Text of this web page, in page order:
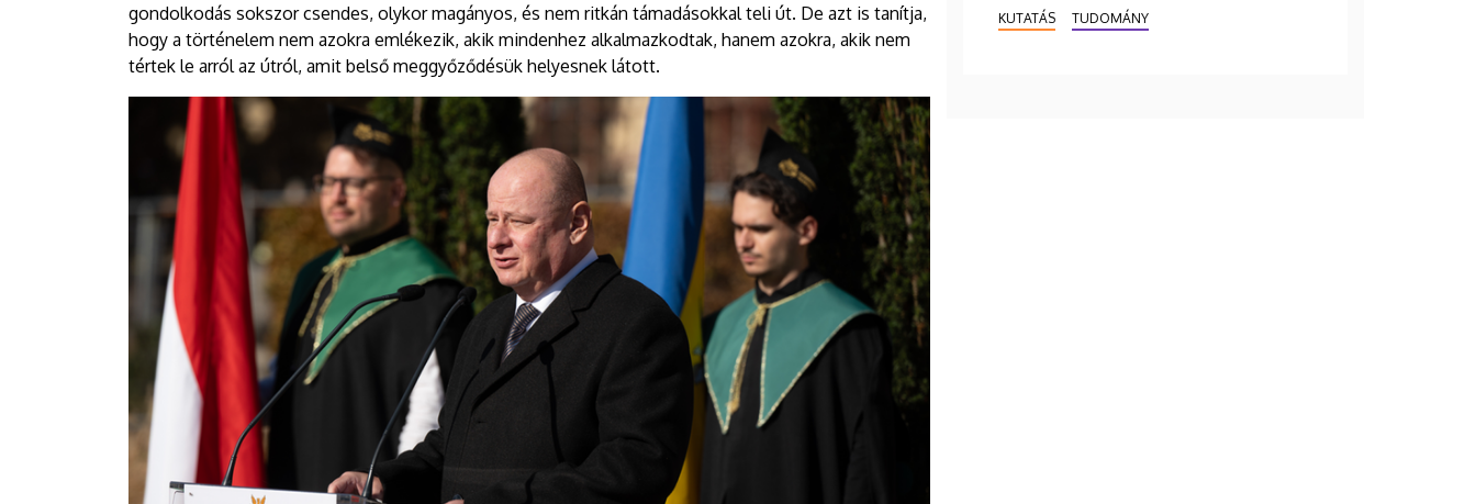
gondolkodás sokszor csendes, olykor magányos, és nem ritkán támadásokkal teli út. De azt is tanítja,
hogy a történelem nem azokra emlékezik, akik mindenhez alkalmazkodtak, hanem azokra, akik nem
tértek le arról az útról, amit belső meggyőződésük helyesnek látott.
KUTATÁS TUDOMÁNY